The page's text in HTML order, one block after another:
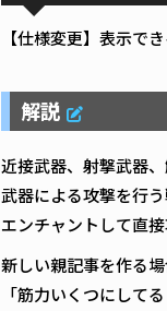
【仕様変更】表示で
解説
近接武器、射撃武器
武器による攻撃を行
エンチャントして直
新しい親記事を作る
「筋力いくつにして